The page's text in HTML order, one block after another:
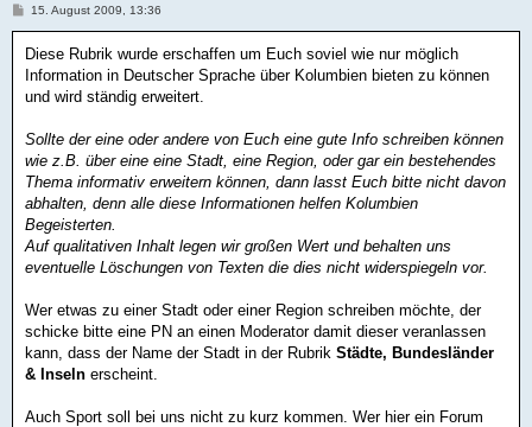
B
t
a
g
15. August 2009, 13:36
Diese Rubrik wurde erschaffen um Euch soviel wie nur möglich
Information in Deutscher Sprache über Kolumbien bieten zu können
und wird ständig erweitert.
Sollte der eine oder andere von Euch eine gute Info schreiben können
wie z.B. über eine eine Stadt, eine Region, oder gar ein bestehendes
Thema informativ erweitern können, dann lasst Euch bitte nicht davon
abhalten, denn alle diese Informationen helfen Kolumbien
Begeisterten.
Auf qualitativen Inhalt legen wir großen Wert und behalten uns
eventuelle Löschungen von Texten die dies nicht widerspiegeln vor.
Wer etwas zu einer Stadt oder einer Region schreiben möchte, der
schicke bitte eine PN an einen Moderator damit dieser veranlassen
kann, dass der Name der Stadt in der Rubrik Städte, Bundesländer
& Inseln erscheint.
Auch Sport soll bei uns nicht zu kurz kommen. Wer hier ein Forum